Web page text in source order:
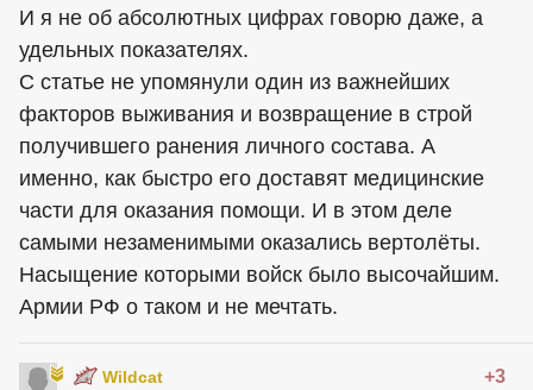
И я не об абсолютных цифрах говорю даже, а
удельных показателях.
С статье не упомянули один из важнейших
факторов выживания и возвращение в строй
получившего ранения личного состава. А
именно, как быстро его доставят медицинские
части для оказания помощи. И в этом деле
самыми незаменимыми оказались вертолёты.
Насыщение которыми войск было высочайшим.
Армии РФ о таком и не мечтать.
Wildcat +3